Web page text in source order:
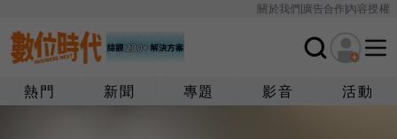
關於我們廣告合作內容授權
熱門 新聞 專題 影音 活動